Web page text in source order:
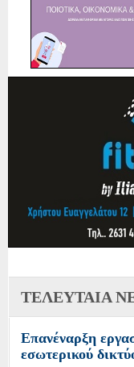
ΤΕΛΕΥΤΑΙΑ
Επανέναρξη
εσωτερικού